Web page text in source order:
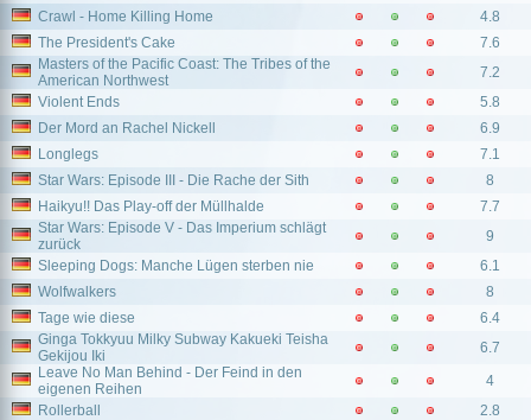
Crawl - Home Killing Home
4.8
The President's Cake
7.6
Masters of the Pacific Coast: The Tribes of the
American Northwest
7.2
Violent Ends
5.8
Der Mord an Rachel Nickell
6.9
Longlegs
7.1
Star Wars: Episode III - Die Rache der Sith
8
Haikyu!! Das Play-off der Müllhalde
7.7
Star Wars: Episode V - Das Imperium schlägt
zurück
9
Sleeping Dogs: Manche Lügen sterben nie
6.1
Wolfwalkers
8
Tage wie diese
6.4
Ginga Tokkyuu Milky Subway Kakueki Teisha
Gekijou Iki
6.7
Leave No Man Behind - Der Feind in den
eigenen Reihen
4
Rollerball
2.8